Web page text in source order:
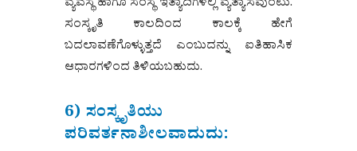
ವ್ಯವಸ್ಥೆ ಹಾಗೂ ಸಂಸ್ಥೆ ಇತ್ಯಾದಿಗಳಲ್ಲಿ ವ್ಯತ್ಯಾಸವುಂಟು.
ಸಂಸ್ಕೃತಿ ಕಾಲದಿಂದ ಕಾಲಕ್ಕೆ ಹೇಗೆ
ಬದಲಾವಣೆಗೊಳ್ಳುತ್ತದೆ ಎಂಬುದನ್ನು ಐತಿಹಾಸಿಕ
ಆಧಾರಗಳಿಂದ ತಿಳಿಯಬಹುದು.
6) ಸಂಸ್ಕೃತಿಯು
ಪರಿವರ್ತನಾಶೀಲವಾದುದು: